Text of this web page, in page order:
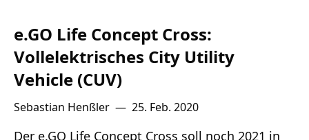
e.GO Life Concept Cross:
Vollelektrisches City Utility
Vehicle (CUV)
Sebastian Henßler — 25. Feb. 2020
Der e.GO Life Concept Cross soll noch 2021 in